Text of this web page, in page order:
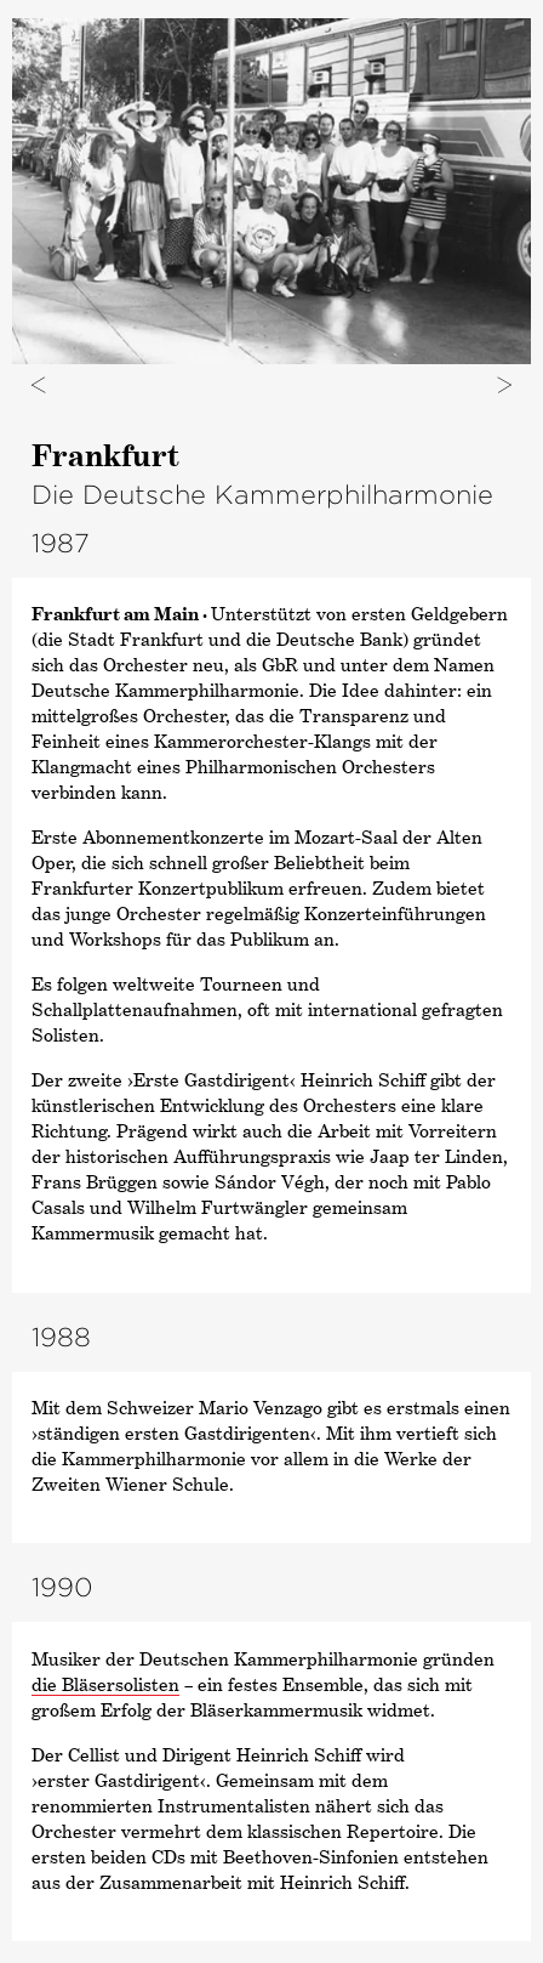
Frankfurt
Die Deutsche Kammerphilharmonie
1987
Frankfurt am Main ·Unterstützt von ersten Geldgebern
(die Stadt Frankfurt und die Deutsche Bank) gründet
sich das Orchester neu, als GbR und unter dem Namen
Deutsche Kammer­philharmonie. Die Idee dahinter: ein
mittelgroßes Orchester, das die Transparenz und
Feinheit eines Kammerorchester-Klangs mit der
Klangmacht eines Philharmonischen Orchesters
verbinden kann.
Erste Abonnementkonzerte im Mozart-Saal der Alten
Oper, die sich schnell großer Beliebtheit beim
Frankfurter Konzertpublikum erfreuen. Zudem bietet
das junge Orchester regelmäßig Konzerteinführungen
und Workshops für das Publikum an.
Es folgen weltweite Tourneen und
Schallplattenaufnahmen, oft mit international gefragten
Solisten.
Der zweite ›Erste Gastdirigent‹ Heinrich Schiff gibt der
künstlerischen Entwicklung des Orchesters eine klare
Richtung. Prägend wirkt auch die Arbeit mit Vorreitern
der historischen Aufführungspraxis wie Jaap ter Linden,
Frans Brüggen sowie Sándor Végh, der noch mit Pablo
Casals und Wilhelm Furtwängler gemeinsam
Kammermusik gemacht hat.
1988
Mit dem Schweizer Mario Venzago gibt es erstmals einen
›ständigen ersten Gastdirigenten‹. Mit ihm vertieft sich
die Kammer­philharmonie vor allem in die Werke der
Zweiten Wiener Schule.
1990
Musiker der Deutschen Kammer­philharmonie gründen
die Bläsersolisten – ein festes Ensemble, das sich mit
großem Erfolg der Bläserkammermusik widmet.
Der Cellist und Dirigent Heinrich Schiff wird
›erster Gastdirigent‹. Gemeinsam mit dem
renommierten Instrumentalisten nähert sich das
Orchester vermehrt dem klassischen Repertoire. Die
ersten beiden CDs mit Beethoven-Sinfonien entstehen
aus der Zusammenarbeit mit Heinrich Schiff.